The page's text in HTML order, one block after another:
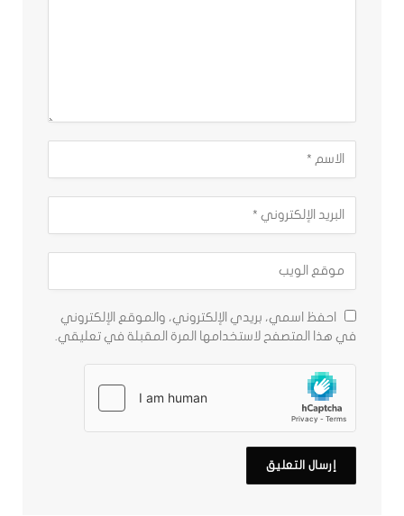
احفظ اسمي، بريدي الإلكتروني، والموقع الإلكتروني
في هذا المتصفح لاستخدامها المرة المقبلة في تعليقي.